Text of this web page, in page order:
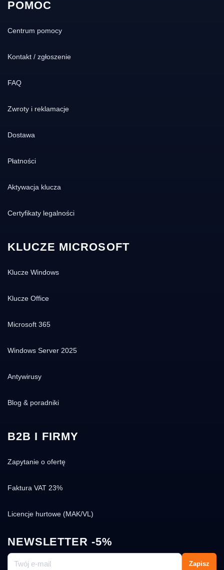
POMOC
Centrum pomocy
Kontakt / zgłoszenie
FAQ
Zwroty i reklamacje
Dostawa
Płatności
Aktywacja klucza
Certyfikaty legalności
KLUCZE MICROSOFT
Klucze Windows
Klucze Office
Microsoft 365
Windows Server 2025
Antywirusy
Blog & poradniki
B2B I FIRMY
Zapytanie o ofertę
Faktura VAT 23%
Licencje hurtowe (MAK/VL)
NEWSLETTER -5%
Zapisz